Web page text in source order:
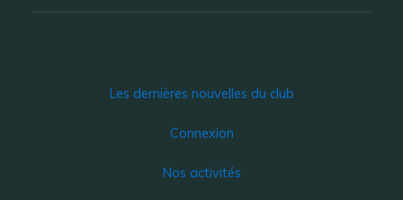
Les dernières nouvelles du club
Connexion
Nos activités